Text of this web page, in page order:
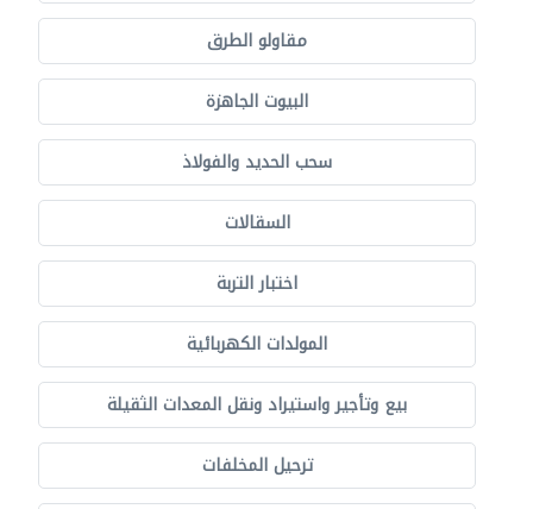
مقاولو الطرق
البيوت الجاهزة
سحب الحديد والفولاذ
السقالات
اختبار التربة
المولدات الكهربائية
بيع وتأجير واستيراد ونقل المعدات الثقيلة
ترحيل المخلفات